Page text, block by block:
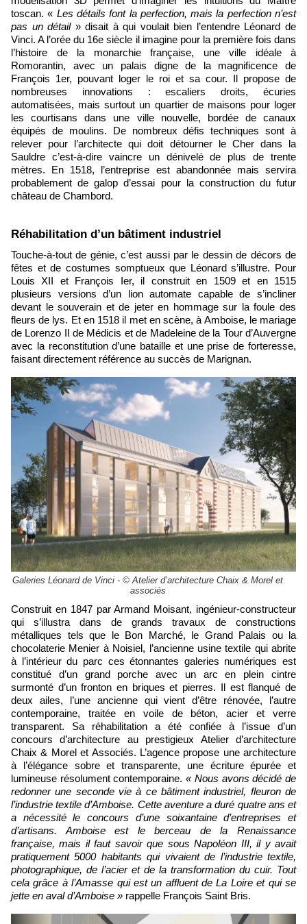
toscan. « Les détails font la perfection, mais la perfection n’est
pas un détail » disait à qui voulait bien l’entendre Léonard de
Vinci. A l’orée du 16e siècle il imagine pour la première fois dans
l’histoire de la monarchie française, une ville idéale à
Romorantin, avec un palais digne de la magnificence de
François 1er, pouvant loger le roi et sa cour. Il propose de
nombreuses innovations : escaliers droits, écuries
automatisées, mais surtout un quartier de maisons pour loger
les courtisans dans une ville nouvelle, bordée de canaux
équipés de moulins. De nombreux défis techniques sont à
relever pour l’architecte qui doit détourner le Cher dans la
Sauldre c’est-à-dire vaincre un dénivelé de plus de trente
mètres. En 1518, l’entreprise est abandonnée mais servira
probablement de galop d’essai pour la construction du futur
château de Chambord.
Réhabilitation d’un bâtiment industriel
Touche-à-tout de génie, c’est aussi par le dessin de décors de
fêtes et de costumes somptueux que Léonard s’illustre. Pour
Louis XII et François Ier, il construit en 1509 et en 1515
plusieurs versions d’un lion automate capable de s’incliner
devant le souverain et de jeter en hommage sur la foule des
fleurs de lys. Et en 1518 il met en scène, à Amboise, le mariage
de Lorenzo II de Médicis et de Madeleine de la Tour d’Auvergne
avec la reconstitution d’une bataille et une prise de forteresse,
faisant directement référence au succès de Marignan.
Galeries Léonard de Vinci - © Atelier d’architecture Chaix & Morel et
associés
Construit en 1847 par Armand Moisant, ingénieur-constructeur
qui s’illustra dans de grands travaux de constructions
métalliques tels que le Bon Marché, le Grand Palais ou la
chocolaterie Menier à Noisiel, l’ancienne usine textile qui abrite
à l’intérieur du parc ces étonnantes galeries numériques est
constitué d’un grand porche avec un arc en plein cintre
surmonté d’un fronton en briques et pierres. Il est flanqué de
deux ailes, l’une ancienne qui vient d’être rénovée, l’autre
contemporaine, traitée en voile de béton, acier et verre
transparent. Sa réhabilitation a été confiée à l’issue d’un
concours d’architecture au prestigieux Atelier d’architecture
Chaix & Morel et Associés. L’agence propose une architecture
à l’élégance sobre et transparente, une écriture épurée et
lumineuse résolument contemporaine. « Nous avons décidé de
redonner une seconde vie à ce bâtiment industriel, fleuron de
l’industrie textile d’Amboise. Cette aventure a duré quatre ans et
a nécessité le concours d’une soixantaine d’entreprises et
d’artisans. Amboise est le berceau de la Renaissance
française, mais il faut savoir que sous Napoléon III, il y avait
pratiquement 5000 habitants qui vivaient de l’industrie textile,
photographique, de l’acier et de la transformation du cuir. Tout
cela grâce à l’Amasse qui est un affluent de La Loire et qui se
jette en aval d’Amboise » rappelle François Saint Bris.